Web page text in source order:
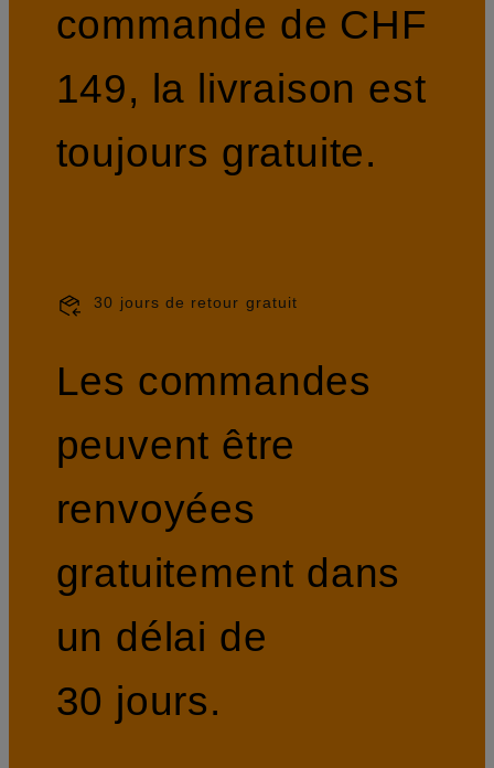
commande de CHF
149, la livraison est
toujours gratuite.
30 jours de retour gratuit
Les commandes
peuvent être
renvoyées
gratuitement dans
un délai de
30 jours.